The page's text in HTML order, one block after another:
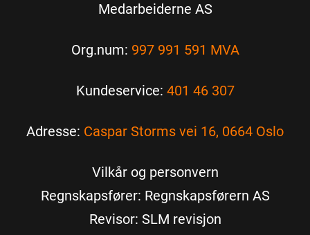
Medarbeiderne AS
Org.num: 997 991 591 MVA
Kundeservice: 401 46 307
Adresse: Caspar Storms vei 16, 0664 Oslo
Vilkår og personvern
Regnskapsfører: Regnskapsførern AS
Revisor: SLM revisjon